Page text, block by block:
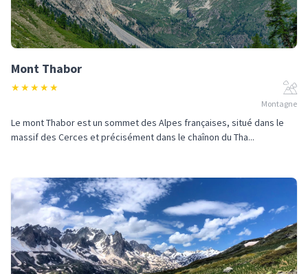
Mont Thabor
★★★★★
Montagne
Le mont Thabor est un sommet des Alpes françaises, situé dans le
massif des Cerces et précisément dans le chaînon du Tha...